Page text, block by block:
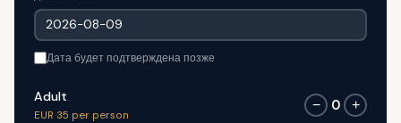
Дата будет подтверждена позже
Adult
EUR 35 per person
− 0 +